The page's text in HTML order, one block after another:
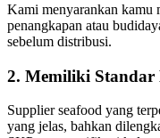
Kami menyarankan kamu
penangkapan atau
sebelum distribusi.
2. Memiliki Standar
Supplier seafood yang
yang jelas, bahkan